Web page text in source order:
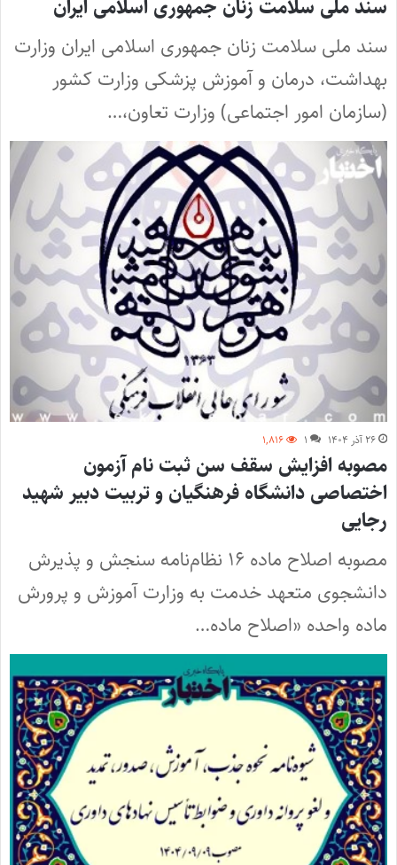
سند ملی سلامت زنان جمهوری اسلامی ایران
سند ملی سلامت زنان جمهوری اسلامی ایران وزارت
بهداشت، درمان و آموزش پزشکی وزارت کشور
(سازمان امور اجتماعی) وزارت تعاون،…
۲۶ آذر ۱۴۰۴ ۱ ۱,۸۱۶
مصوبه افزایش سقف سن ثبت نام آزمون
اختصاصی دانشگاه فرهنگیان و تربیت دبیر شهید
رجایی
مصوبه اصلاح ماده ۱۶ نظام‌نامه سنجش و پذیرش
دانشجوی متعهد خدمت به وزارت آموزش و پرورش
ماده واحده «اصلاح ماده…